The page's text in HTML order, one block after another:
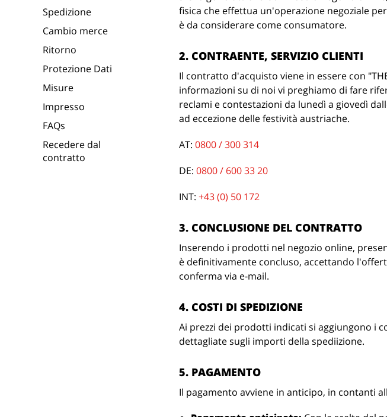
Spedizione
Cambio merce
Ritorno
Protezione Dati
Misure
Impresso
FAQs
Recedere dal
contratto
fisica che effettua un'operazione negoziale
è da considerare come consumatore.
2. CONTRAENTE, SERVIZIO CLIENTI
Il contratto d'acquisto viene in essere con
informazioni su di noi vi preghiamo di fare
reclami e contestazioni da lunedì a giovedì
ad eccezione delle festività austriache.
AT: 0800 / 300 314
DE: 0800 / 600 33 20
INT: +43 (0) 50 172
3. CONCLUSIONE DEL CONTRATTO
Inserendo i prodotti nel negozio online,
è definitivamente concluso, accettando
conferma via e-mail.
4. COSTI DI SPEDIZIONE
Ai prezzi dei prodotti indicati si aggiungono i
dettagliate sugli importi della spediizione.
5. PAGAMENTO
Il pagamento avviene in anticipo, in contanti